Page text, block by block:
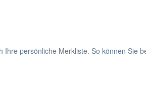
persönliche Merkliste. So können Sie